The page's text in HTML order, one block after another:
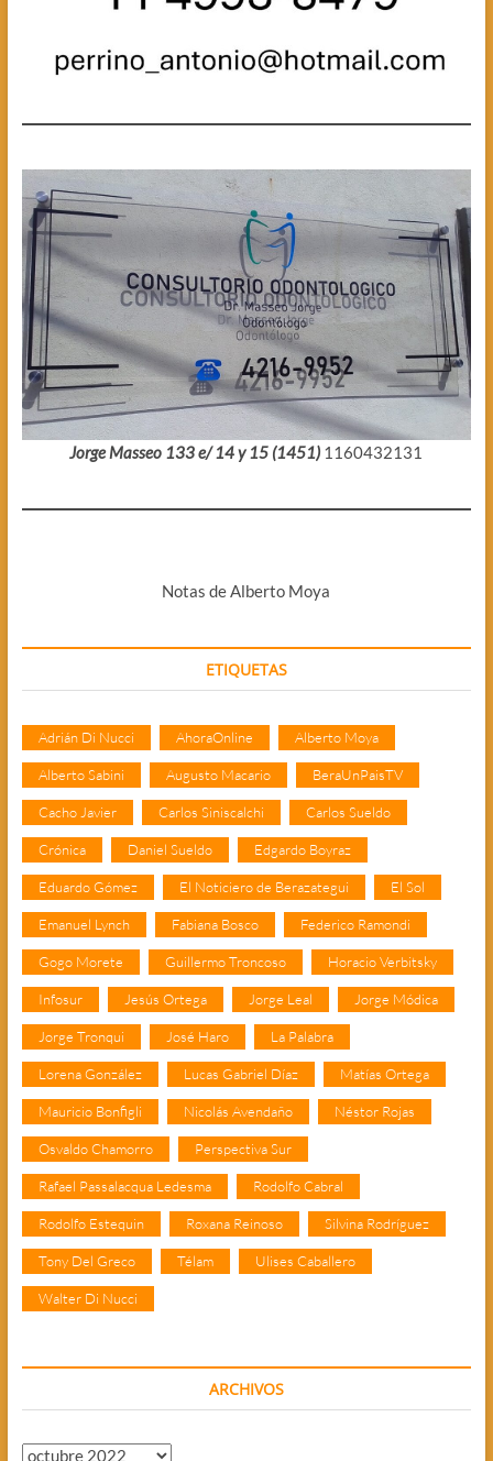
Jorge Masseo 133 e/ 14 y 15 (1451) 1160432131
Notas de Alberto Moya
ETIQUETAS
Adrián Di Nucci AhoraOnline Alberto Moya
Alberto Sabini Augusto Macario BeraUnPaisTV
Cacho Javier Carlos Siniscalchi Carlos Sueldo
Crónica Daniel Sueldo Edgardo Boyraz
Eduardo Gómez El Noticiero de Berazategui El Sol
Emanuel Lynch Fabiana Bosco Federico Ramondi
Gogo Morete Guillermo Troncoso Horacio Verbitsky
Infosur Jesús Ortega Jorge Leal Jorge Módica
Jorge Tronqui José Haro La Palabra
Lorena González Lucas Gabriel Díaz Matías Ortega
Mauricio Bonfigli Nicolás Avendaño Néstor Rojas
Osvaldo Chamorro Perspectiva Sur
Rafael Passalacqua Ledesma Rodolfo Cabral
Rodolfo Estequin Roxana Reinoso Silvina Rodríguez
Tony Del Greco Télam Ulises Caballero
Walter Di Nucci
ARCHIVOS
Archivos